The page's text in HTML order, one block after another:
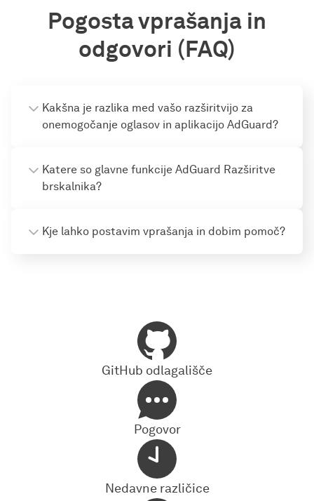
Pogosta vprašanja in
odgovori (FAQ)
Kakšna je razlika med vašo razširitvijo za
onemogočanje oglasov in aplikacijo AdGuard?
Katere so glavne funkcije AdGuard Razširitve
brskalnika?
Kje lahko postavim vprašanja in dobim pomoč?
GitHub odlagališče
Pogovor
Nedavne različice